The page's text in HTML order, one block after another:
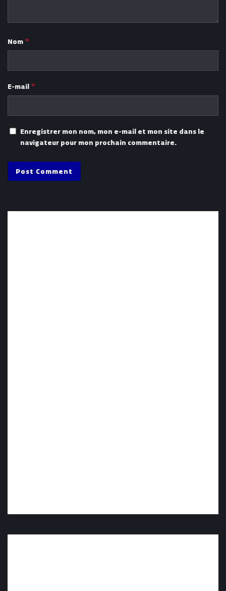
Nom *
E-mail *
Enregistrer mon nom, mon e-mail et mon site dans le
navigateur pour mon prochain commentaire.